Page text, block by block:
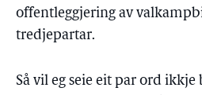
offentleggjering av
tredjepartar.
Så vil eg seie eit par ord